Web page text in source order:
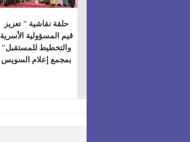
حلقة نقاشية " تعزيز
قيم المسؤولية الأسرية
والتخطيط للمستقبل"
بمجمع إعلام السويس